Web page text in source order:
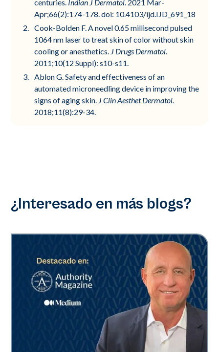
centuries. Indian J Dermatol. 2021 Mar-
Apr;66(2):174-178. doi: 10.4103/ijd.IJD_691_18
Cook-Bolden F. A novel 0.65 millisecond pulsed
1064 nm laser to treat skin of color without skin
cooling or anesthetics. J Drugs Dermatol.
2011;10(12 Suppl): s10-s11.
Ablon G. Safety and effectiveness of an
automated microneedling device in improving the
signs of aging skin. J Clin Aesthet Dermatol.
2018;11(8):29-34.
¿Interesado en más blogs?